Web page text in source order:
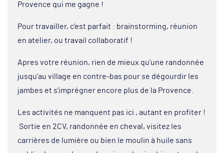
Provence qui me gagne !
Pour travailler, c’est parfait : brainstorming, réunion
en atelier, ou travail collaboratif !
Apres votre réunion, rien de mieux qu’une randonnée
jusqu’au village en contre-bas pour se dégourdir les
jambes et s’imprégner encore plus de la Provence.
Les activités ne manquent pas ici , autant en profiter !
Sortie en 2CV, randonnée en cheval, visitez les
carrières de lumière ou bien le moulin à huile sans